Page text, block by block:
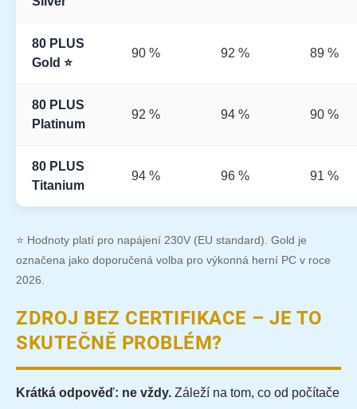
80 PLUS
Gold ⭐
90 % 92 % 89 %
80 PLUS
Platinum
92 % 94 % 90 %
80 PLUS
Titanium
94 % 96 % 91 %
⭐ Hodnoty platí pro napájení 230V (EU standard). Gold je
označena jako doporučená volba pro výkonná herní PC v roce
2026.
ZDROJ BEZ CERTIFIKACE – JE TO
SKUTEČNĚ PROBLÉM?
Krátká odpověď: ne vždy. Záleží na tom, co od počítače